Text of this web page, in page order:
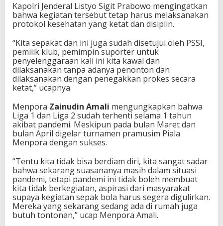
Kapolri Jenderal Listyo Sigit Prabowo mengingatkan
bahwa kegiatan tersebut tetap harus melaksanakan
protokol kesehatan yang ketat dan disiplin.
“Kita sepakat dan ini juga sudah disetujui oleh PSSI,
pemilik klub, pemimpin suporter untuk
penyelenggaraan kali ini kita kawal dan
dilaksanakan tanpa adanya penonton dan
dilaksanakan dengan penegakkan prokes secara
ketat,” ucapnya.
Menpora Zainudin Amali mengungkapkan bahwa
Liga 1 dan Liga 2 sudah terhenti selama 1 tahun
akibat pandemi. Meskipun pada bulan Maret dan
bulan April digelar turnamen pramusim Piala
Menpora dengan sukses.
“Tentu kita tidak bisa berdiam diri, kita sangat sadar
bahwa sekarang suasananya masih dalam situasi
pandemi, tetapi pandemi ini tidak boleh membuat
kita tidak berkegiatan, aspirasi dari masyarakat
supaya kegiatan sepak bola harus segera digulirkan.
Mereka yang sekarang sedang ada di rumah juga
butuh tontonan,” ucap Menpora Amali.